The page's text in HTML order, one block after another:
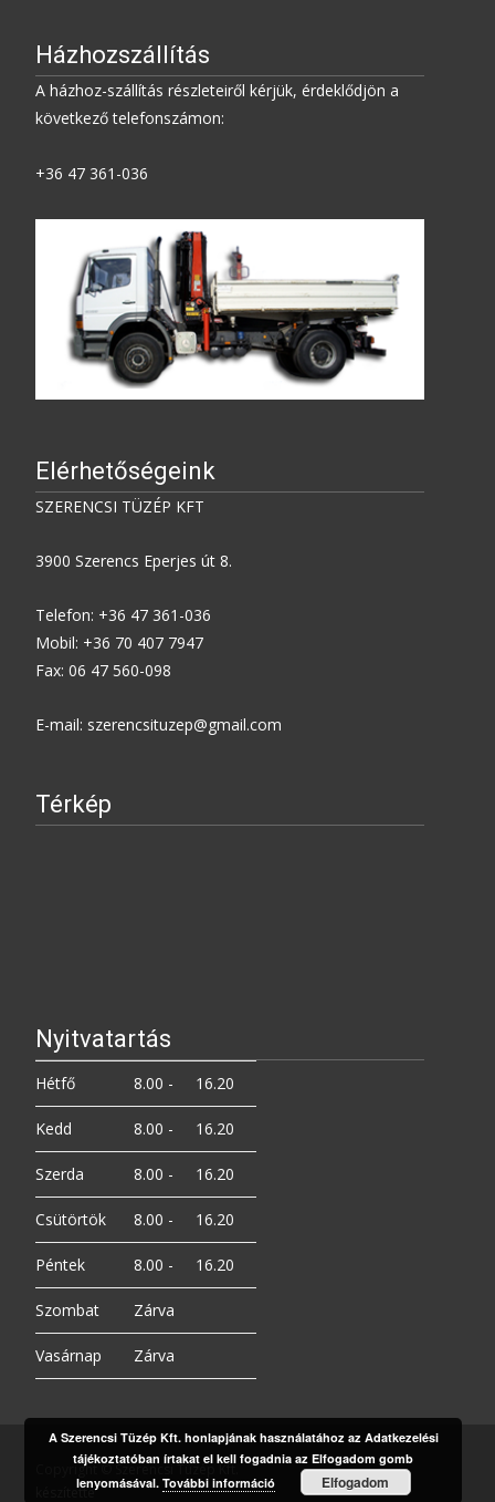
Házhozszállítás
A házhoz-szállítás részleteiről kérjük, érdeklődjön a
következő telefonszámon:
+36 47 361-036
Elérhetőségeink
SZERENCSI TÜZÉP KFT
3900 Szerencs Eperjes út 8.
Telefon: +36 47 361-036
Mobil: +36 70 407 7947
Fax: 06 47 560-098
E-mail: szerencsituzep@gmail.com
Térkép
Nyitvatartás
Hétfő 8.00 - 16.20
Kedd 8.00 - 16.20
Szerda 8.00 - 16.20
Csütörtök 8.00 - 16.20
Péntek 8.00 - 16.20
Szombat Zárva
Vasárnap Zárva
Copyright © Szerencsi Tüzép Kft.
készítette
A Szerencsi Tüzép Kft. honlapjának használatához az Adatkezelési
tájékoztatóban írtakat el kell fogadnia az Elfogadom gomb
lenyomásával. További információ Elfogadom